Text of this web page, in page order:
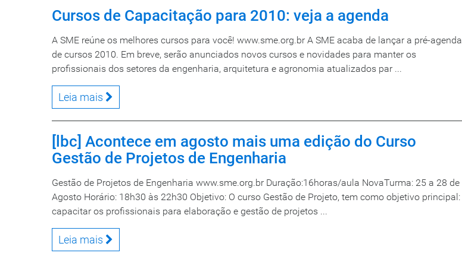
Cursos de Capacitação para 2010: veja a agenda
A SME reúne os melhores cursos para você! www.sme.org.br A SME acaba de lançar a pré-agenda
de cursos 2010. Em breve, serão anunciados novos cursos e novidades para manter os
profissionais dos setores da engenharia, arquitetura e agronomia atualizados par ...
Leia mais
[lbc] Acontece em agosto mais uma edição do Curso
Gestão de Projetos de Engenharia
Gestão de Projetos de Engenharia www.sme.org.br Duração:16horas/aula NovaTurma: 25 a 28 de
Agosto Horário: 18h30 às 22h30 Objetivo: O curso Gestão de Projeto, tem como objetivo principal:
capacitar os profissionais para elaboração e gestão de projetos ...
Leia mais